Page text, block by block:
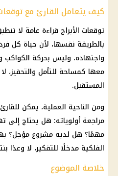
كيف يتعامل القارئ مع
توقعات الأبراج قراءة عامة لا
بالطريقة نفسها، لأن حياة كل
واجتهاده، وليس بحركة الكواكب
معها كمساحة للتأمل والتحفيز،
المستقبل.
ومن الناحية العملية، يمكن
مراجعة أولوياته: هل يحتاج إلى
مهمًا؟ هل لديه مشروع مؤجل؟
الفلكية مدخلًا للتفكير، لا وعدًا
خلاصة الموضوع